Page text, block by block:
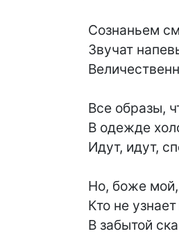
Сознаньем
Звучат
Все образы,
В одежде
Идут, идут,
Но, боже
Кто не
В забытой